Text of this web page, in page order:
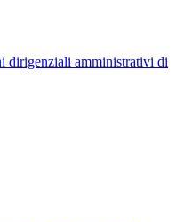
dirigenziali amministrativi di